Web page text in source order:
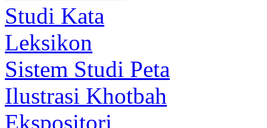
Studi Kata
Leksikon
Sistem Studi Peta
Ilustrasi Khotbah
Ekspositori